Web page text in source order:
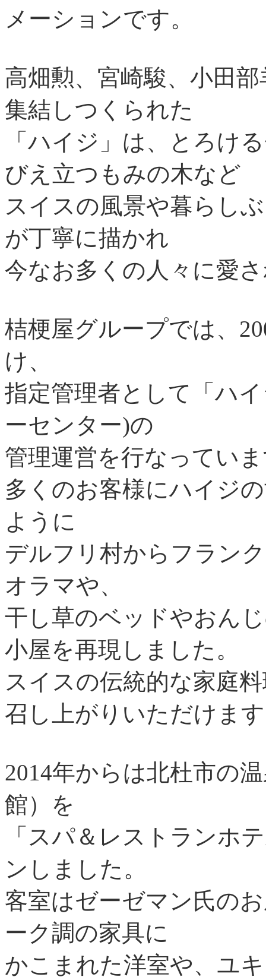
メーションです。
高畑勲、宮崎駿、小田
集結しつくられた
「ハイジ」は、とろけ
びえ立つもみの木など
スイスの風景や暮らし
が丁寧に描かれ
今なお多くの人々に愛
桔梗屋グループでは、
け、
指定管理者として「ハ
ーセンター)の
管理運営を行なってい
多くのお客様にハイジ
ように
デルフリ村からフラン
オラマや、
干し草のベッドやおん
小屋を再現しました。
スイスの伝統的な家庭
召し上がりいただけま
2014年からは北杜市の
館）を
「スパ＆レストランホ
ンしました。
客室はゼーゼマン氏の
ーク調の家具に
かこまれた洋室や、ユ